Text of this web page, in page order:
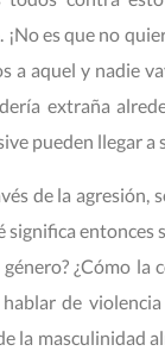
es que no
a aquel y nadie
extraña
pueden llegar a
de la agresión,
significa entonces
¿Cómo la
de
la masculinidad